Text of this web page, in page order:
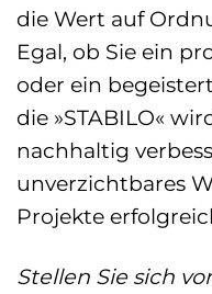
die Wert auf
Egal, ob Sie ein
oder ein
die »STABILO«
nachhaltig
unverzichtbares
Projekte
Stellen Sie sich